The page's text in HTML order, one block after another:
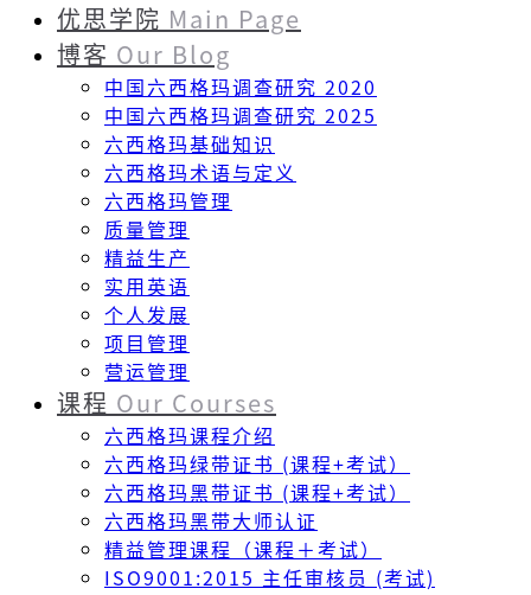
优思学院 Main Page
博客 Our Blog
中国六西格玛调查研究 2020
中国六西格玛调查研究 2025
六西格玛基础知识
六西格玛术语与定义
六西格玛管理
质量管理
精益生产
实用英语
个人发展
项目管理
营运管理
课程 Our Courses
六西格玛课程介绍
六西格玛绿带证书 (课程+考试）
六西格玛黑带证书 (课程+考试）
六西格玛黑带大师认证
精益管理课程（课程＋考试）
ISO9001:2015 主任审核员 (考试)